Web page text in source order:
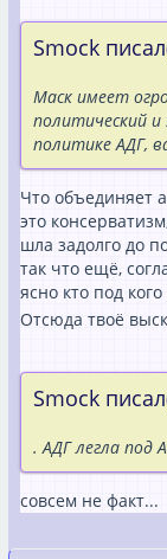
Smock
Маск имеет
политический и
политике АДГ,
Что объединяет
это
шла задолго до
так что ещё,
ясно кто под кого
Отсюда твоё
Smock
. АДГ легла под
совсем не факт...